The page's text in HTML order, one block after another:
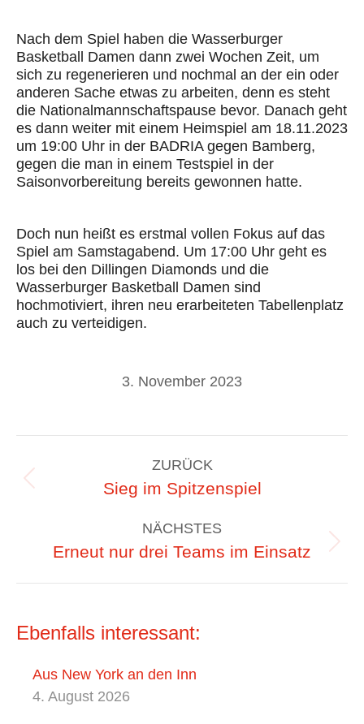
Nach dem Spiel haben die Wasserburger
Basketball Damen dann zwei Wochen Zeit, um
sich zu regenerieren und nochmal an der ein oder
anderen Sache etwas zu arbeiten, denn es steht
die Nationalmannschaftspause bevor. Danach geht
es dann weiter mit einem Heimspiel am 18.11.2023
um 19:00 Uhr in der BADRIA gegen Bamberg,
gegen die man in einem Testspiel in der
Saisonvorbereitung bereits gewonnen hatte.
Doch nun heißt es erstmal vollen Fokus auf das
Spiel am Samstagabend. Um 17:00 Uhr geht es
los bei den Dillingen Diamonds und die
Wasserburger Basketball Damen sind
hochmotiviert, ihren neu erarbeiteten Tabellenplatz
auch zu verteidigen.
3. November 2023
ZURÜCK
Vorheriger
Sieg im Spitzenspiel
NÄCHSTES
Nächster
Erneut nur drei Teams im Einsatz
Ebenfalls interessant:
Aus New York an den Inn
4. August 2026